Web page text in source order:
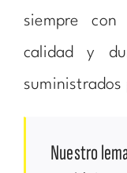
siempre
calidad y
suministrados
Nuestro